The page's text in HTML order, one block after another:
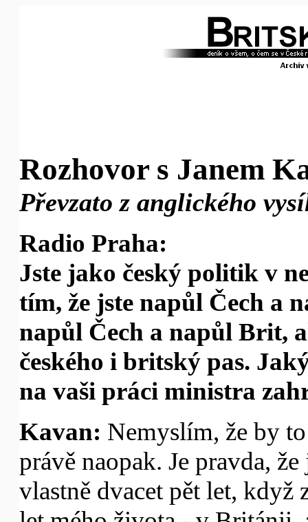
Rozhovor s Janem
Převzato z anglického
Radio Praha:
Jste jako český politik v
tím, že jste napůl Čech a
napůl Čech a napůl Brit,
českého i britský pas.
na vaši práci ministra
Kavan: Nemyslím, že by
právě naopak. Je pravda,
vlastně dvacet pět let, když